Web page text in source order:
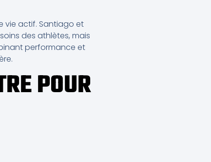
vie actif. Santiago et
des athlètes, mais
performance et
POUR